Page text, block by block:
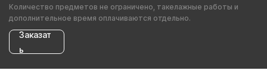
Количество предметов не ограничено, такелажные работы и
дополнительное время оплачиваются отдельно.
Заказат
ь